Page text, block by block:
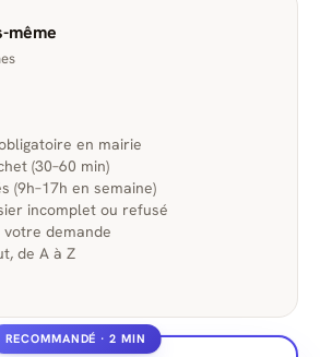
même
en mairie
(30–60 min)
(9h–17h en semaine)
incomplet ou refusé
votre demande
de A à Z
RECOMMANDÉ · 2 MIN